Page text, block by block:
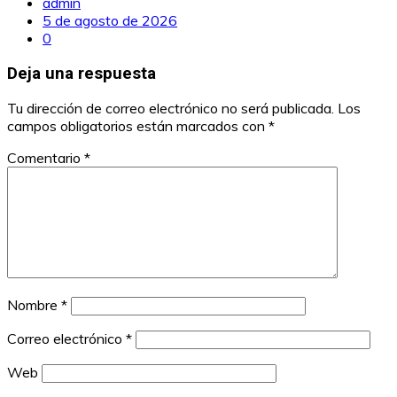
5 de agosto de 2026
0
Deja una respuesta
Tu dirección de correo electrónico no será publicada. Los
campos obligatorios están marcados con *
Comentario *
Nombre *
Correo electrónico *
Web